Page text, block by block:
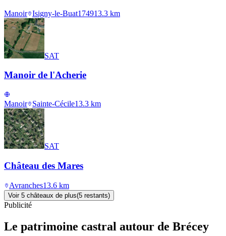
Manoir Isigny-le-Buat174913.3 km
SAT
Manoir de l'Acherie
Manoir Sainte-Cécile13.3 km
SAT
Château des Mares
Avranches13.6 km
Voir 5 châteaux de plus(5 restants)
Publicité
Le patrimoine castral autour de Brécey